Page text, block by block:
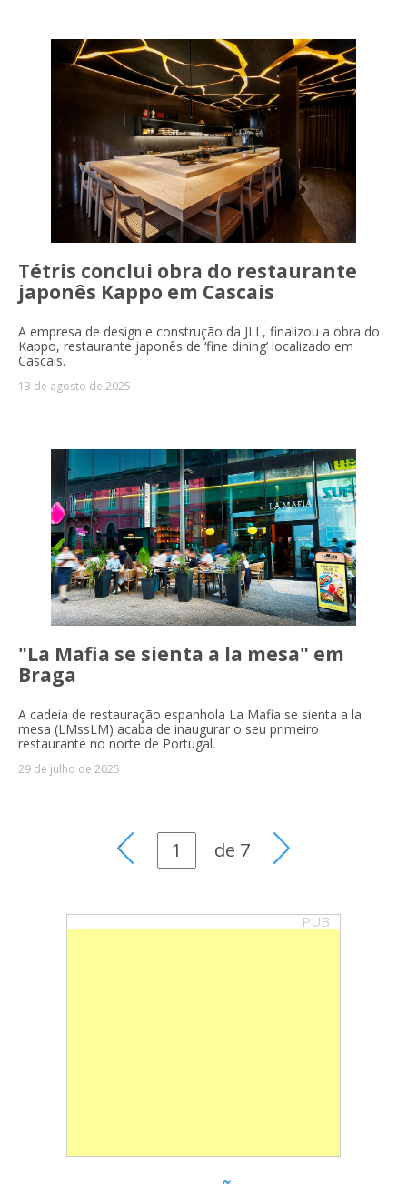
Tétris conclui obra do restaurante
japonês Kappo em Cascais
A empresa de design e construção da JLL, finalizou a obra do
Kappo, restaurante japonês de ‘fine dining’ localizado em
Cascais.
13 de agosto de 2025
"La Mafia se sienta a la mesa" em
Braga
A cadeia de restauração espanhola La Mafia se sienta a la
mesa (LMssLM) acaba de inaugurar o seu primeiro
restaurante no norte de Portugal.
29 de julho de 2025
de 7
PUB